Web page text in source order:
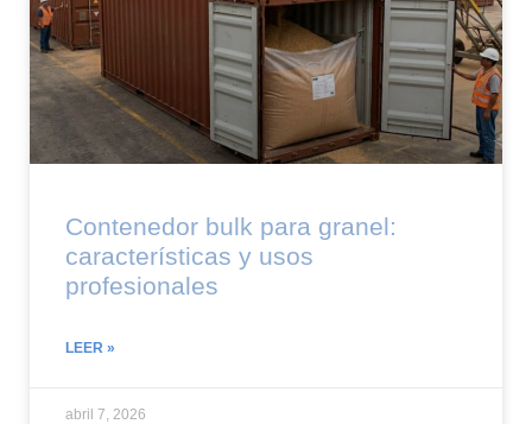
Contenedor bulk para granel:
características y usos
profesionales
LEER »
abril 7, 2026